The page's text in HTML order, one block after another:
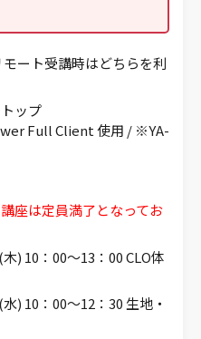
ート受講時はどちらを利
ップ
Full Client 使用 / ※YA-
座は定員満了となってお
10：00～13：00 CLO体
10：00～12：30 生地・